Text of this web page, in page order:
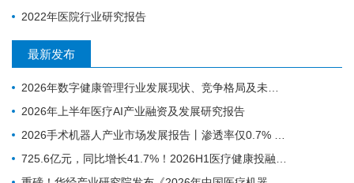
2022年医院行业研究报告
最新发布
2026年数字健康管理行业发展现状、竞争格局及未来趋势分析
2026年上半年医疗AI产业融资及发展研究报告
2026手术机器人产业市场发展报告丨渗透率仅0.7% ，为什么行业还是在讲未来可期？
725.6亿元，同比增长41.7%！2026H1医疗健康投融资趋势深度分析